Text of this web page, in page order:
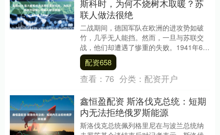
斯科时，为何不烧树木取暖？苏
联人做法很绝
二战期间，德国军队在欧洲的进攻势如破
竹，几乎无人能挡。然而，一旦与苏联交
战，他们却遭遇了惨重的失败。1941年6月
22日，希特勒发动了“巴巴罗萨行动”，投入
了超....
配资658
查看： 76 分类： 配资开户
鑫恒盈配资 斯洛伐克总统：短期
内无法拒绝俄罗斯能源
斯洛伐克总统佩列格里尼在与波兰总统纳